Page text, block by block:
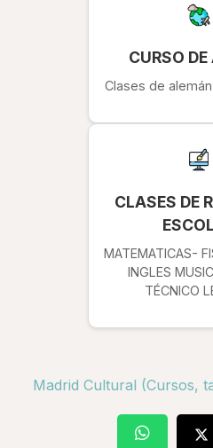
CURSO
Clases de
CLASES DE
MATEMATICAS-
INGLES
TÉCNICO
Madrid Cultural (Cursos,